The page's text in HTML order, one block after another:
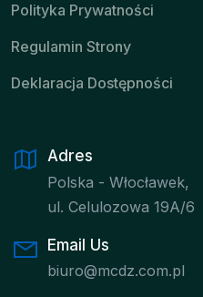
Polityka Prywatności
Regulamin Strony
Deklaracja Dostępności
Adres
Polska - Włocławek,
ul. Celulozowa 19A/6
Email Us
biuro@mcdz.com.pl